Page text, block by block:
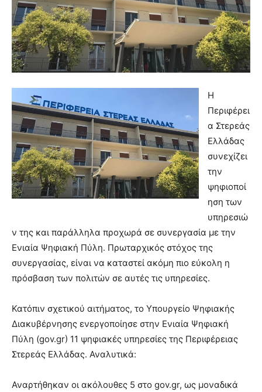
Η
Περιφέρει
α Στερεάς
Ελλάδας
συνεχίζει
την
ψηφιοποί
ηση των
υπηρεσιώ
ν της και παράλληλα προχωρά σε συνεργασία με την
Ενιαία Ψηφιακή Πύλη. Πρωταρχικός στόχος της
συνεργασίας, είναι να καταστεί ακόμη πιο εύκολη η
πρόσβαση των πολιτών σε αυτές τις υπηρεσίες.
Κατόπιν σχετικού αιτήματος, το Υπουργείο Ψηφιακής
Διακυβέρνησης ενεργοποίησε στην Ενιαία Ψηφιακή
Πύλη (gov.gr) 11 ψηφιακές υπηρεσίες της Περιφέρειας
Στερεάς Ελλάδας. Αναλυτικά:
Αναρτήθηκαν οι ακόλουθες 5 στο gov.gr, ως μοναδικά